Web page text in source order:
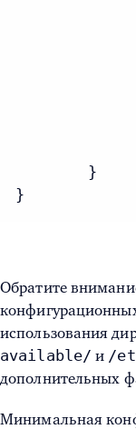
}
Обратите
использования
available/ и /
дополнительных
Минимальная